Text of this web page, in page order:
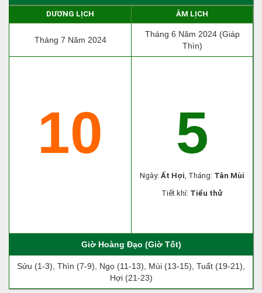
DƯƠNG LỊCH ÂM LỊCH
Tháng 7 Năm 2024
Tháng 6 Năm 2024 (Giáp
Thìn)
10 5
Ngày: Ất Hợi, Tháng: Tân Mùi
Tiết khí: Tiểu thử
Giờ Hoàng Đạo (Giờ Tốt)
Sửu (1-3), Thìn (7-9), Ngọ (11-13), Mùi (13-15), Tuất (19-21),
Hợi (21-23)